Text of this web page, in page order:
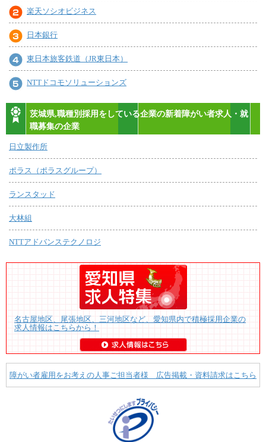
楽天ソシオビジネス
日本銀行
東日本旅客鉄道（JR東日本）
NTTドコモソリューションズ
茨城県,職種別採用をしている企業の新着障がい者求人・就
職募集の企業
日立製作所
ポラス（ポラスグループ）
ランスタッド
大林組
NTTアドバンステクノロジ
名古屋地区、尾張地区、三河地区など、愛知県内で積極採用企業の
求人情報はこちらから！
障がい者雇用をお考えの人事ご担当者様 広告掲載・資料請求はこちら